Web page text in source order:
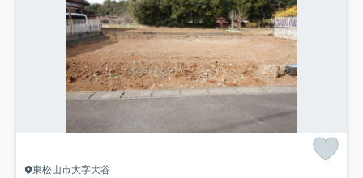
東松山市大字大谷